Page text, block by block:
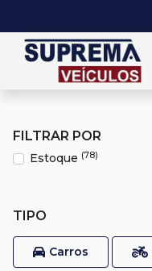
FILTRAR POR
Estoque (78)
TIPO
Carros